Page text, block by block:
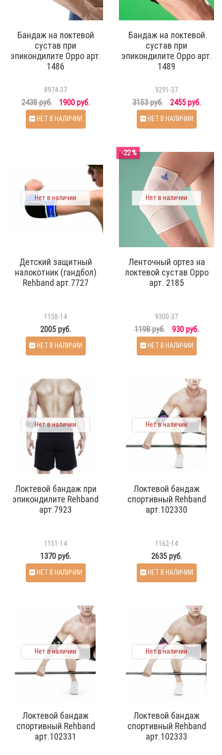
Бандаж на локтевой
сустав при
эпикондилите Oppo арт.
1486
8974-37
2438 руб. 1900 руб.
НЕТ В НАЛИЧИИ
Бандаж на локтевой
сустав при
эпикондилите Oppo арт.
1489
9291-37
3153 руб. 2455 руб.
НЕТ В НАЛИЧИИ
Нет в наличии
Детский защитный
налокотник (гандбол)
Rehband арт.7727
1158-14
2005 руб.
НЕТ В НАЛИЧИИ
-22 %
Нет в наличии
Ленточный ортез на
локтевой сустав Oppo
арт. 2185
9300-37
1198 руб. 930 руб.
НЕТ В НАЛИЧИИ
Нет в наличии
Локтевой бандаж при
эпикондилите Rehband
арт.7923
1151-14
1370 руб.
НЕТ В НАЛИЧИИ
Нет в наличии
Локтевой бандаж
спортивный Rehband
арт.102330
1162-14
2635 руб.
НЕТ В НАЛИЧИИ
Нет в наличии
Локтевой бандаж
спортивный Rehband
арт.102331
Нет в наличии
Локтевой бандаж
спортивный Rehband
арт.102333